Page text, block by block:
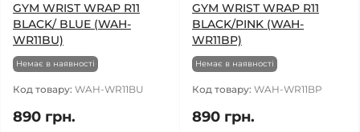
GYM WRIST WRAP R11
BLACK/ BLUE (WAH-
WR11BU)
Немає в наявності
Код товару: WAH-WR11BU
890 грн.
GYM WRIST WRAP R11
BLACK/PINK (WAH-
WR11BP)
Немає в наявності
Код товару: WAH-WR11BP
890 грн.